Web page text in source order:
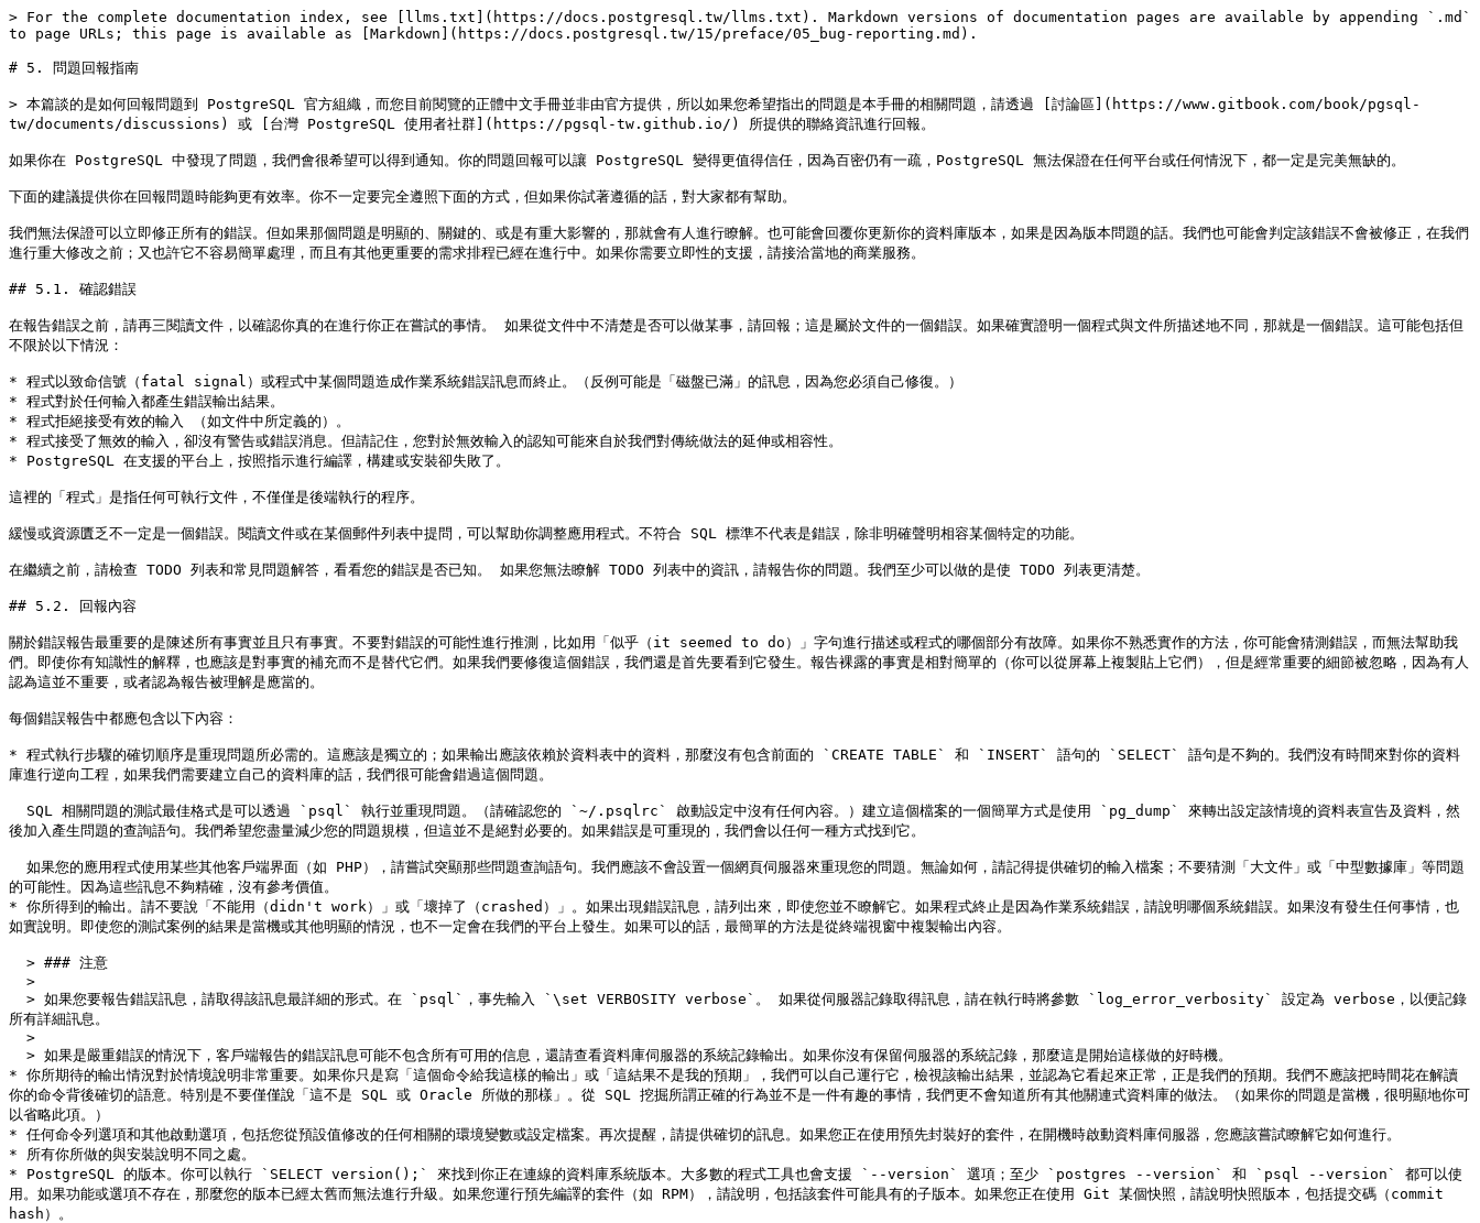
> For the complete documentation index, see [llms.txt](https://docs.postgresql.tw/llms.txt). Markdown versions of documentation pages are available by appending `.md`
to page URLs; this page is available as [Markdown](https://docs.postgresql.tw/15/preface/05_bug-reporting.md).
# 5. 問題回報指南
> 本篇談的是如何回報問題到 PostgreSQL 官方組織，而您目前閱覽的正體中文手冊並非由官方提供，所以如果您希望指出的問題是本手冊的相關問題，請透過 [討論區](https://www.gitbook.com/book/pgsql-
tw/documents/discussions) 或 [台灣 PostgreSQL 使用者社群](https://pgsql-tw.github.io/) 所提供的聯絡資訊進行回報。
如果你在 PostgreSQL 中發現了問題，我們會很希望可以得到通知。你的問題回報可以讓 PostgreSQL 變得更值得信任，因為百密仍有一疏，PostgreSQL 無法保證在任何平台或任何情況下，都一定是完美無缺的。
下面的建議提供你在回報問題時能夠更有效率。你不一定要完全遵照下面的方式，但如果你試著遵循的話，對大家都有幫助。
我們無法保證可以立即修正所有的錯誤。但如果那個問題是明顯的、關鍵的、或是有重大影響的，那就會有人進行瞭解。也可能會回覆你更新你的資料庫版本，如果是因為版本問題的話。我們也可能會判定該錯誤不會被修正，在我們
進行重大修改之前；又也許它不容易簡單處理，而且有其他更重要的需求排程已經在進行中。如果你需要立即性的支援，請接洽當地的商業服務。
## 5.1. 確認錯誤
在報告錯誤之前，請再三閱讀文件，以確認你真的在進行你正在嘗試的事情。 如果從文件中不清楚是否可以做某事，請回報；這是屬於文件的一個錯誤。如果確實證明一個程式與文件所描述地不同，那就是一個錯誤。這可能包括但
不限於以下情況：
* 程式以致命信號（fatal signal）或程式中某個問題造成作業系統錯誤訊息而終止。（反例可能是「磁盤已滿」的訊息，因為您必須自己修復。）
* 程式對於任何輸入都產生錯誤輸出結果。
* 程式拒絕接受有效的輸入 （如文件中所定義的）。
* 程式接受了無效的輸入，卻沒有警告或錯誤消息。但請記住，您對於無效輸入的認知可能來自於我們對傳統做法的延伸或相容性。
* PostgreSQL 在支援的平台上，按照指示進行編譯，構建或安裝卻失敗了。
這裡的「程式」是指任何可執行文件，不僅僅是後端執行的程序。
緩慢或資源匱乏不一定是一個錯誤。閱讀文件或在某個郵件列表中提問，可以幫助你調整應用程式。不符合 SQL 標準不代表是錯誤，除非明確聲明相容某個特定的功能。
在繼續之前，請檢查 TODO 列表和常見問題解答，看看您的錯誤是否已知。 如果您無法瞭解 TODO 列表中的資訊，請報告你的問題。我們至少可以做的是使 TODO 列表更清楚。
## 5.2. 回報內容
關於錯誤報告最重要的是陳述所有事實並且只有事實。不要對錯誤的可能性進行推測，比如用「似乎（it seemed to do）」字句進行描述或程式的哪個部分有故障。如果你不熟悉實作的方法，你可能會猜測錯誤，而無法幫助我
們。即使你有知識性的解釋，也應該是對事實的補充而不是替代它們。如果我們要修復這個錯誤，我們還是首先要看到它發生。報告裸露的事實是相對簡單的（你可以從屏幕上複製貼上它們），但是經常重要的細節被忽略，因為有人
認為這並不重要，或者認為報告被理解是應當的。
每個錯誤報告中都應包含以下內容：
* 程式執行步驟的確切順序是重現問題所必需的。這應該是獨立的；如果輸出應該依賴於資料表中的資料，那麼沒有包含前面的 `CREATE TABLE` 和 `INSERT` 語句的 `SELECT` 語句是不夠的。我們沒有時間來對你的資料
庫進行逆向工程，如果我們需要建立自己的資料庫的話，我們很可能會錯過這個問題。
後加入產生問題的查詢語句。我們希望您盡量減少您的問題規模，但這並不是絕對必要的。如果錯誤是可重現的，我們會以任何一種方式找到它。
的可能性。因為這些訊息不夠精確，沒有參考價值。
* 你所得到的輸出。請不要說「不能用（didn't work）」或「壞掉了（crashed）」。如果出現錯誤訊息，請列出來，即使您並不瞭解它。如果程式終止是因為作業系統錯誤，請說明哪個系統錯誤。如果沒有發生任何事情，也
如實說明。即使您的測試案例的結果是當機或其他明顯的情況，也不一定會在我們的平台上發生。如果可以的話，最簡單的方法是從終端視窗中複製輸出內容。
所有詳細訊息。
* 你所期待的輸出情況對於情境說明非常重要。如果你只是寫「這個命令給我這樣的輸出」或「這結果不是我的預期」，我們可以自己運行它，檢視該輸出結果，並認為它看起來正常，正是我們的預期。我們不應該把時間花在解讀
你的命令背後確切的語意。特別是不要僅僅說「這不是 SQL 或 Oracle 所做的那樣」。從 SQL 挖掘所謂正確的行為並不是一件有趣的事情，我們更不會知道所有其他關連式資料庫的做法。（如果你的問題是當機，很明顯地你可
以省略此項。）
* 任何命令列選項和其他啟動選項，包括您從預設值修改的任何相關的環境變數或設定檔案。再次提醒，請提供確切的訊息。如果您正在使用預先封裝好的套件，在開機時啟動資料庫伺服器，您應該嘗試瞭解它如何進行。
* 所有你所做的與安裝說明不同之處。
* PostgreSQL 的版本。你可以執行 `SELECT version();` 來找到你正在連線的資料庫系統版本。大多數的程式工具也會支援 `--version` 選項；至少 `postgres --version` 和 `psql --version` 都可以使
用。如果功能或選項不存在，那麼您的版本已經太舊而無法進行升級。如果您運行預先編譯的套件（如 RPM），請說明，包括該套件可能具有的子版本。如果您正在使用 Git 某個快照，請說明快照版本，包括提交碼（commit
hash）。